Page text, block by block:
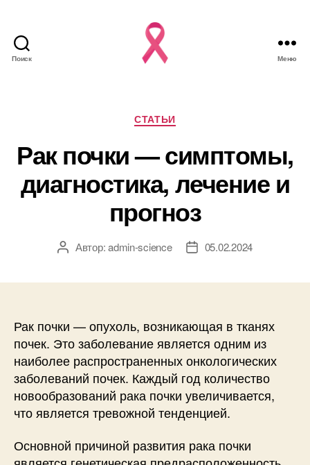
Поиск Меню
Рубрики
СТАТЬИ
Рак почки — симптомы,
диагностика, лечение и
прогноз
АвторАвтор:admin-science
Дата05.02.2024
Рак почки — опухоль, возникающая в тканях
почек. Это заболевание является одним из
наиболее распространенных онкологических
заболеваний почек. Каждый год количество
новообразований рака почки увеличивается,
что является тревожной тенденцией.
Основной причиной развития рака почки